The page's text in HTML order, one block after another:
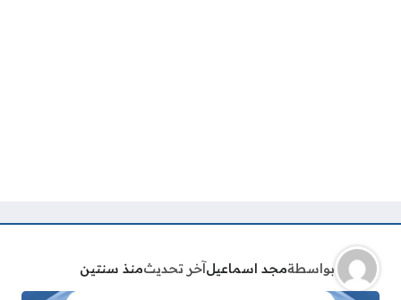
بواسطةمجد اسماعيلآخر تحديثمنذ سنتين